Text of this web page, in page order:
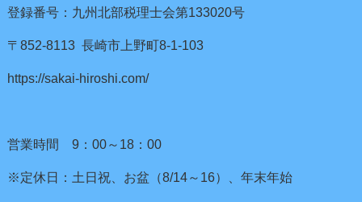
登録番号：九州北部税理士会第133020号
〒852-8113 長崎市上野町8-1-103
https://sakai-hiroshi.com/
営業時間 9：00～18：00
※定休日：土日祝、お盆（8/14～16）、年末年始